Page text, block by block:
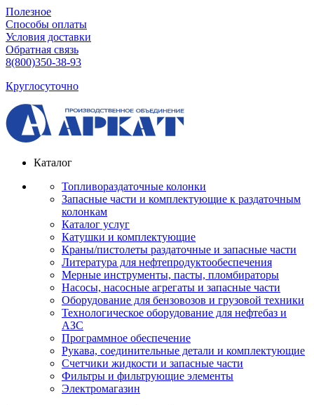
Полезное
Способы оплаты
Условия доставки
Обратная связь
8(800)350-38-93
Круглосуточно
Каталог
Топливораздаточные колонки
Запасные части и комплектующие к раздаточным
колонкам
Каталог услуг
Катушки и комплектующие
Краны/пистолеты раздаточные и запасные части
Литература для нефтепродуктообеспечения
Мерные инструменты, пасты, пломбираторы
Насосы, насосные агрегаты и запасные части
Оборудование для бензовозов и грузовой техники
Технологическое оборудование для нефтебаз и
АЗС
Программное обеспечение
Рукава, соединительные детали и комплектующие
Счетчики жидкости и запасные части
Фильтры и фильтрующие элементы
Электромагазин